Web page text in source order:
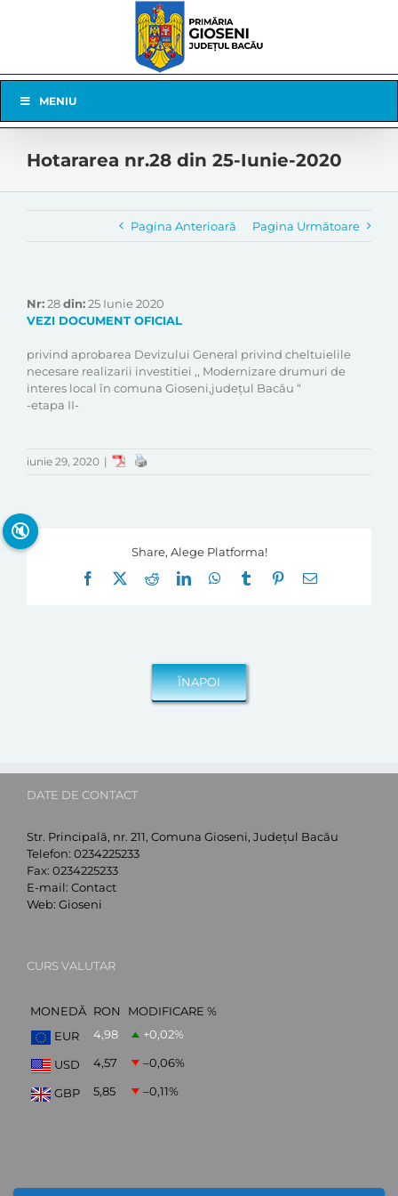
Navigation
MENIU
Hotararea nr.28 din 25-Iunie-2020
Pagina Anterioară Pagina Următoare
Nr:28din:25 Iunie 2020
VEZI DOCUMENT OFICIAL
privind aprobarea Devizului General privind cheltuielile
necesare realizarii investitiei ,, Modernizare drumuri de
interes local în comuna Gioseni,județul Bacău “
-etapa II-
iunie 29, 2020 |
Share, Alege Platforma!
Facebook
RedditLinkedInWhatsApp
Tumblr Pinterest
E-
DATE DE CONTACT
Str. Principală, nr. 211, Comuna Gioseni, Județul Bacău
Telefon: 0234225233
Fax: 0234225233
E-mail: Contact
Web: Gioseni
CURS VALUTAR
MONEDĂ RON
MODIFICARE %
EUR
4,98 +0,02%
USD 4,57 –0,06%
GBP 5,85 –0,11%
🔇